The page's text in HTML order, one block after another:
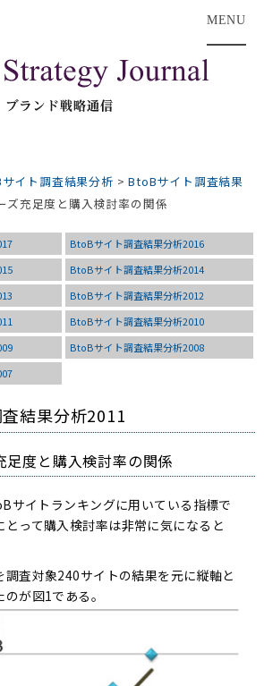
MENU
イト調査結果分析 >BtoBサイト調査結果
ズ充足度と購入検討率の関係
BtoBサイト調査結果分析2016
BtoBサイト調査結果分析2014
BtoBサイト調査結果分析2012
BtoBサイト調査結果分析2010
BtoBサイト調査結果分析2008
結果分析2011
足度と購入検討率の関係
サイトランキングに用いている指標で
とって購入検討率は非常に気になると
調査対象240サイトの結果を元に縦軸と
が図1である。